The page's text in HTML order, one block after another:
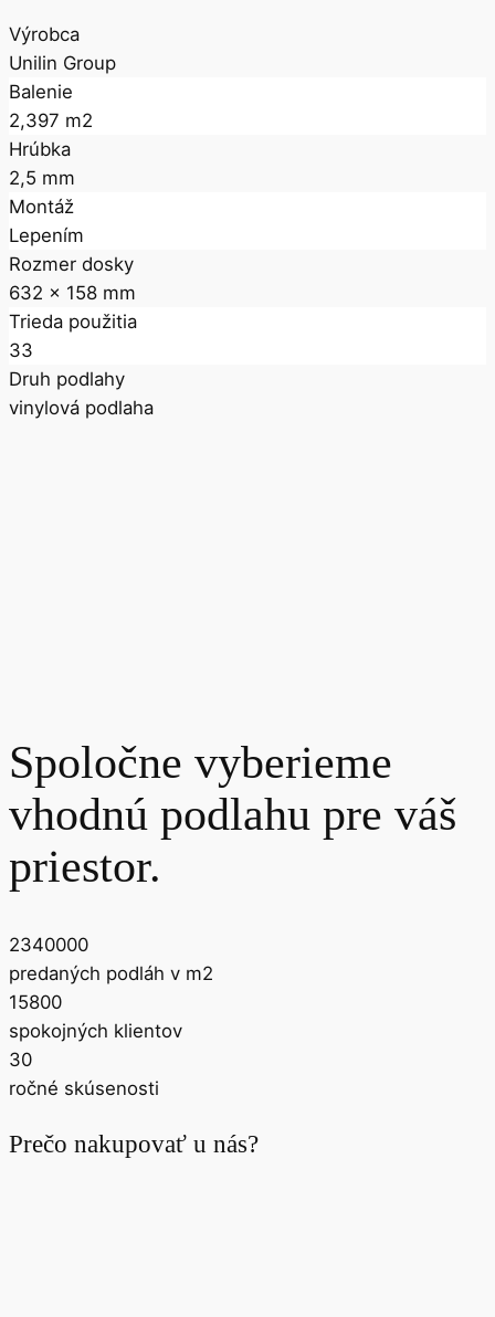
Výrobca
Unilin Group
Balenie
2,397 m2
Hrúbka
2,5 mm
Montáž
Lepením
Rozmer dosky
632 x 158 mm
Trieda použitia
33
Druh podlahy
vinylová podlaha
Spoločne vyberieme
vhodnú podlahu pre váš
priestor.
2340000
predaných podláh v m2
15800
spokojných klientov
30
ročné skúsenosti
Prečo nakupovať u nás?